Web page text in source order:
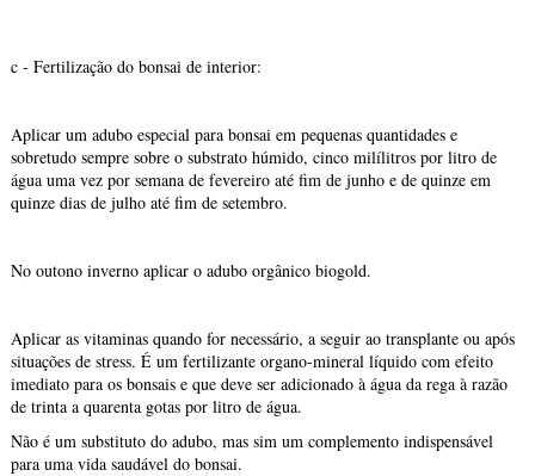
c - Fertilização do bonsai de interior:
Aplicar um adubo especial para bonsai em pequenas quantidades e
sobretudo sempre sobre o substrato húmido, cinco milílitros por litro de
água uma vez por semana de fevereiro até fim de junho e de quinze em
quinze dias de julho até fim de setembro.
No outono inverno aplicar o adubo orgânico biogold.
Aplicar as vitaminas quando for necessário, a seguir ao transplante ou após
situações de stress. É um fertilizante organo-mineral líquido com efeito
imediato para os bonsais e que deve ser adicionado à água da rega à razão
de trinta a quarenta gotas por litro de água.
Não é um substituto do adubo, mas sim um complemento indispensável
para uma vida saudável do bonsai.